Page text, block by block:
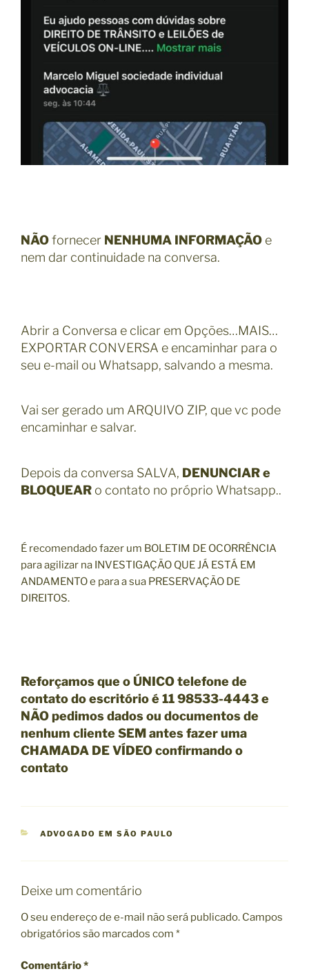
NÃOfornecer NENHUMA INFORMAÇÃO e
nem dar continuidade na conversa.
Abrir a Conversa e clicar em Opções…MAIS…
EXPORTAR CONVERSA e encaminhar para o
seu e-mail ou Whatsapp, salvando a mesma.
Vai ser gerado um ARQUIVO ZIP, que vc pode
encaminhar e salvar.
Depois da conversa SALVA, DENUNCIAR e
BLOQUEAR o contato no próprio Whatsapp..
É recomendado fazer um BOLETIM DE OCORRÊNCIA
para agilizar na INVESTIGAÇÃO QUE JÁ ESTÁ EM
ANDAMENTO e para a sua PRESERVAÇÃO DE
DIREITOS.
Reforçamos que o ÚNICO telefone de
contato do escritório é 11 98533-4443 e
NÃO pedimos dados ou documentos de
nenhum cliente SEM antes fazer uma
CHAMADA DE VÍDEO confirmando o
contato
C
O
I
A
ADVOGADO EM SÃO PAULO
Deixe um comentário
O seu endereço de e-mail não será publicado. Campos
obrigatórios são marcados com *
Comentário*